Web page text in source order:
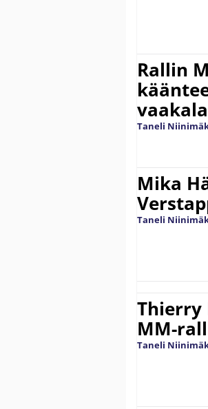
Rallin
Taneli
Mika
Taneli
Thierry
MM-
Taneli